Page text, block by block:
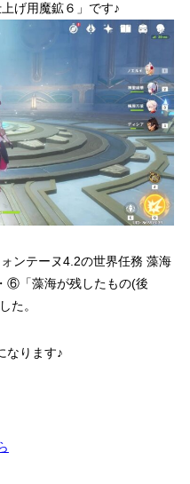
げ用魔鉱６」です♪
ンテーヌ4.2の世界任務 藻海
「藻海が残したもの(後
た。
なります♪